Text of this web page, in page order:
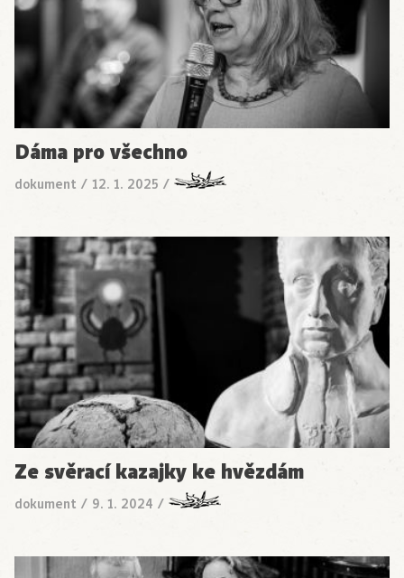
Dáma pro všechno
dokument / 12. 1. 2025 /
Ze svěrací kazajky ke hvězdám
dokument / 9. 1. 2024 /